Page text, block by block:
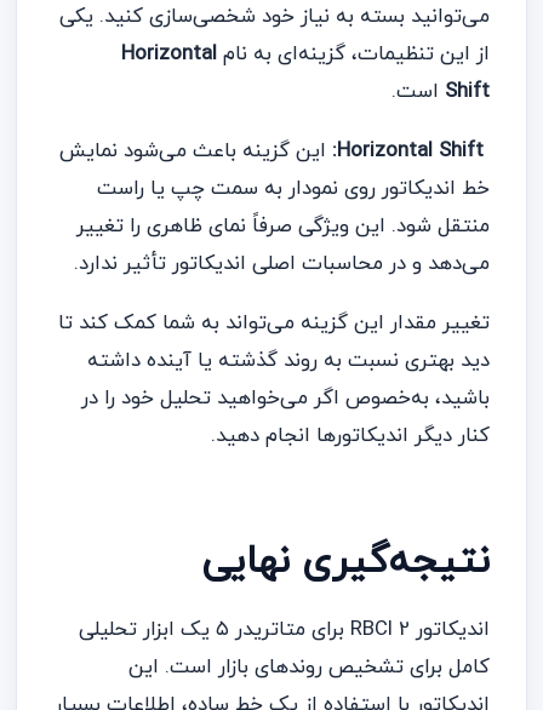
می‌توانید بسته به نیاز خود شخصی‌سازی کنید. یکی
از این تنظیمات، گزینه‌ای به نامHorizontal
Shift است.
Horizontal Shift: این گزینه باعث می‌شود نمایش
خط اندیکاتور روی نمودار به سمت چپ یا راست
منتقل شود. این ویژگی صرفاً نمای ظاهری را تغییر
می‌دهد و در محاسبات اصلی اندیکاتور تأثیر ندارد.
تغییر مقدار این گزینه می‌تواند به شما کمک کند تا
دید بهتری نسبت به روند گذشته یا آینده داشته
باشید، به‌خصوص اگر می‌خواهید تحلیل خود را در
کنار دیگر اندیکاتورها انجام دهید.
نتیجه‌گیری نهایی
اندیکاتور RBCI 2 برای متاتریدر ۵ یک ابزار تحلیلی
کامل برای تشخیص روندهای بازار است. این